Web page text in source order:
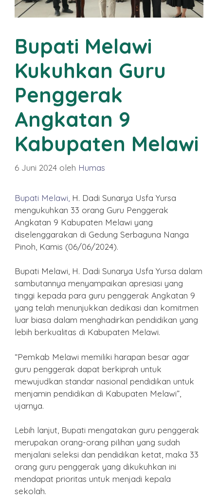
Bupati Melawi
Kukuhkan Guru
Penggerak
Angkatan 9
Kabupaten Melawi
6 Juni 2024 oleh Humas
Bupati Melawi, H. Dadi Sunarya Usfa Yursa
mengukuhkan 33 orang Guru Penggerak
Angkatan 9 Kabupaten Melawi yang
diselenggarakan di Gedung Serbaguna Nanga
Pinoh, Kamis (06/06/2024).
Bupati Melawi, H. Dadi Sunarya Usfa Yursa dalam
sambutannya menyampaikan apresiasi yang
tinggi kepada para guru penggerak Angkatan 9
yang telah menunjukkan dedikasi dan komitmen
luar biasa dalam menghadirkan pendidikan yang
lebih berkualitas di Kabupaten Melawi.
“Pemkab Melawi memiliki harapan besar agar
guru penggerak dapat berkiprah untuk
mewujudkan standar nasional pendidikan untuk
menjamin pendidikan di Kabupaten Melawi”,
ujarnya.
Lebih lanjut, Bupati mengatakan guru penggerak
merupakan orang-orang pilihan yang sudah
menjalani seleksi dan pendidikan ketat, maka 33
orang guru penggerak yang dikukuhkan ini
mendapat prioritas untuk menjadi kepala
sekolah.